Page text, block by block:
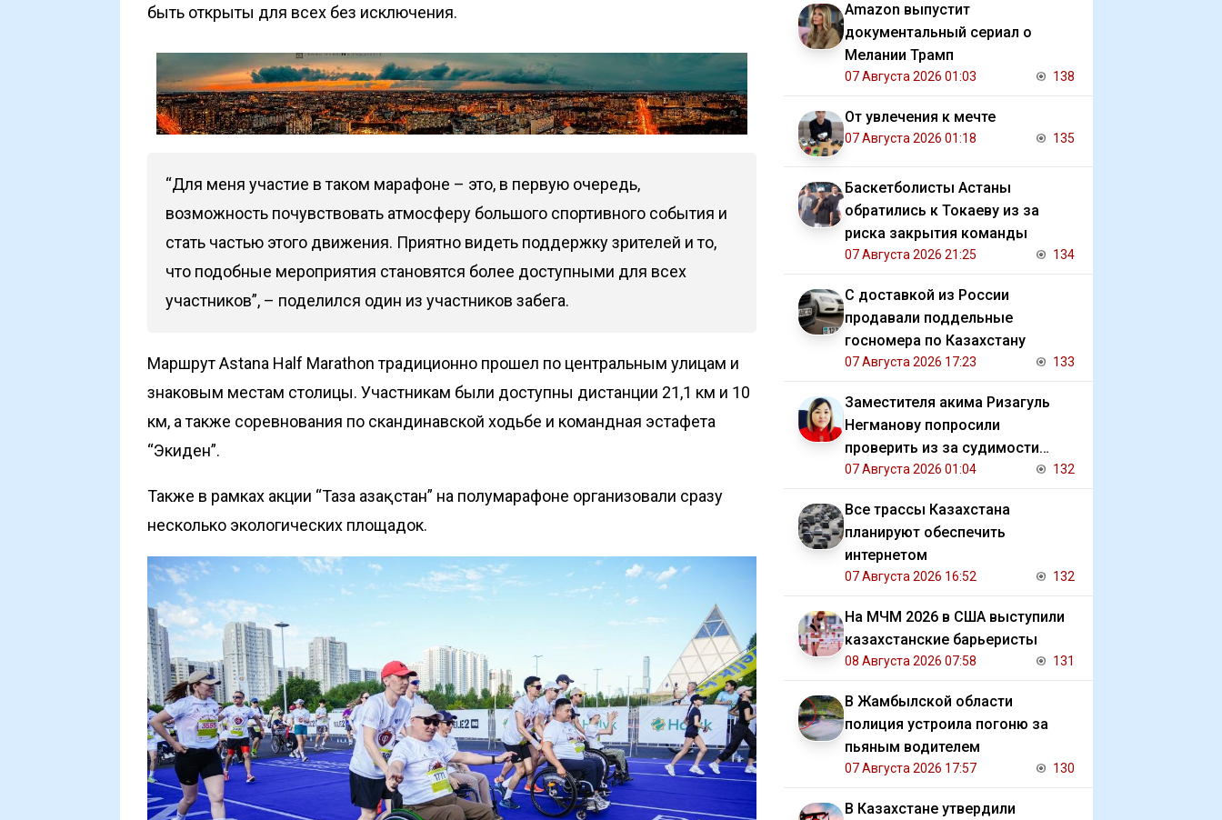
быть открыты для всех без исключения.
“Для меня участие в таком марафоне – это, в первую очередь,
возможность почувствовать атмосферу большого спортивного события и
стать частью этого движения. Приятно видеть поддержку зрителей и то,
что подобные мероприятия становятся более доступными для всех
участников”, – поделился один из участников забега.
Маршрут Astana Half Marathon традиционно прошел по центральным улицам и
знаковым местам столицы. Участникам были доступны дистанции 21,1 км и 10
км, а также соревнования по скандинавской ходьбе и командная эстафета
“Экиден”.
Также в рамках акции “Таза Қазақстан” на полумарафоне организовали сразу
несколько экологических площадок.
Amazon выпустит
документальный сериал о
Мелании Трамп
07 Августа 2026 01:03 138
От увлечения к мечте
07 Августа 2026 01:18 135
Баскетболисты Астаны
обратились к Токаеву из за
риска закрытия команды
07 Августа 2026 21:25 134
С доставкой из России
продавали поддельные
госномера по Казахстану
07 Августа 2026 17:23 133
Заместителя акима Ризагуль
Негманову попросили
проверить из за судимости
сестры
07 Августа 2026 01:04 132
Все трассы Казахстана
планируют обеспечить
интернетом
07 Августа 2026 16:52 132
На МЧМ 2026 в США выступили
казахстанские барьеристы
08 Августа 2026 07:58 131
В Жамбылской области
полиция устроила погоню за
пьяным водителем
07 Августа 2026 17:57 130
В Казахстане утвердили